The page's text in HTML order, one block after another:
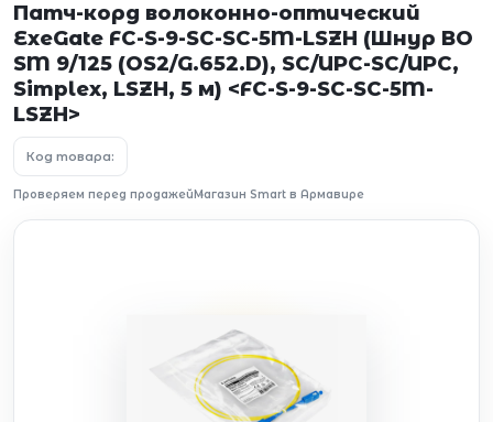
Патч-корд волоконно-оптический
ExeGate FC-S-9-SC-SC-5M-LSZH (Шнур ВО
SM 9/125 (OS2/G.652.D), SC/UPC-SC/UPC,
Simplex, LSZH, 5 м) <FC-S-9-SC-SC-5M-
LSZH>
Код товара:
Проверяем перед продажейМагазин Smart в Армавире